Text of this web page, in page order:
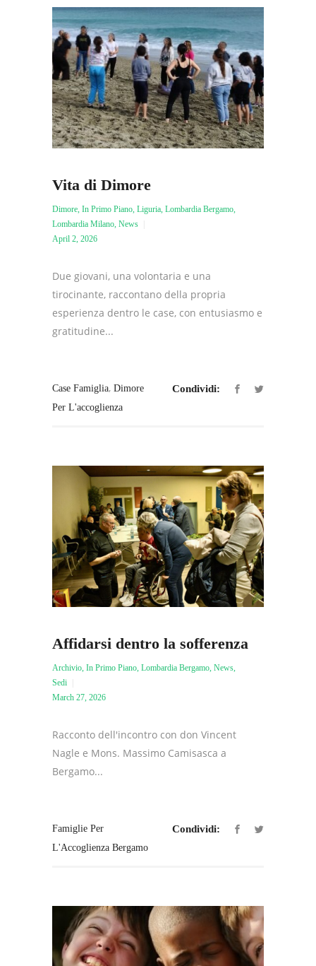
Vita di Dimore
Dimore In Primo Piano Liguria Lombardia Bergamo
Lombardia Milano News
April 2, 2026
Due giovani, una volontaria e una
tirocinante, raccontano della propria
esperienza dentro le case, con entusiasmo e
gratitudine...
Case Famiglia, Dimore
Per L'accoglienza
Condividi:
Affidarsi dentro la sofferenza
Archivio In Primo Piano Lombardia Bergamo News
Sedi
March 27, 2026
Racconto dell'incontro con don Vincent
Nagle e Mons. Massimo Camisasca a
Bergamo...
Famiglie Per
L'Accoglienza Bergamo
Condividi: